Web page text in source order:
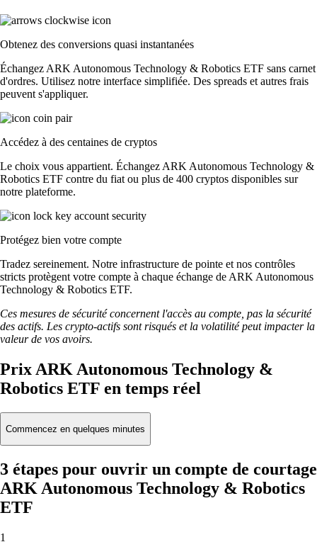
Obtenez des conversions quasi instantanées
Échangez ARK Autonomous Technology & Robotics ETF sans carnet
d'ordres. Utilisez notre interface simplifiée. Des spreads et autres frais
peuvent s'appliquer.
Accédez à des centaines de cryptos
Le choix vous appartient. Échangez ARK Autonomous Technology &
Robotics ETF contre du fiat ou plus de 400 cryptos disponibles sur
notre plateforme.
Protégez bien votre compte
Tradez sereinement. Notre infrastructure de pointe et nos contrôles
stricts protègent votre compte à chaque échange de ARK Autonomous
Technology & Robotics ETF.
Ces mesures de sécurité concernent l'accès au compte, pas la sécurité
des actifs. Les crypto-actifs sont risqués et la volatilité peut impacter la
valeur de vos avoirs.
Prix ARK Autonomous Technology &
Robotics ETF en temps réel
Commencez en quelques minutes
3 étapes pour ouvrir un compte de courtage
ARK Autonomous Technology & Robotics
ETF
1